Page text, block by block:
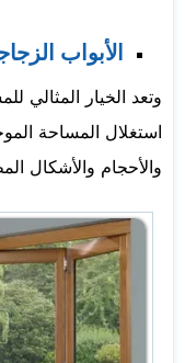
الأبواب
وتعد الخيار المثالي
استغلال المساحة
والأحجام والأشكال